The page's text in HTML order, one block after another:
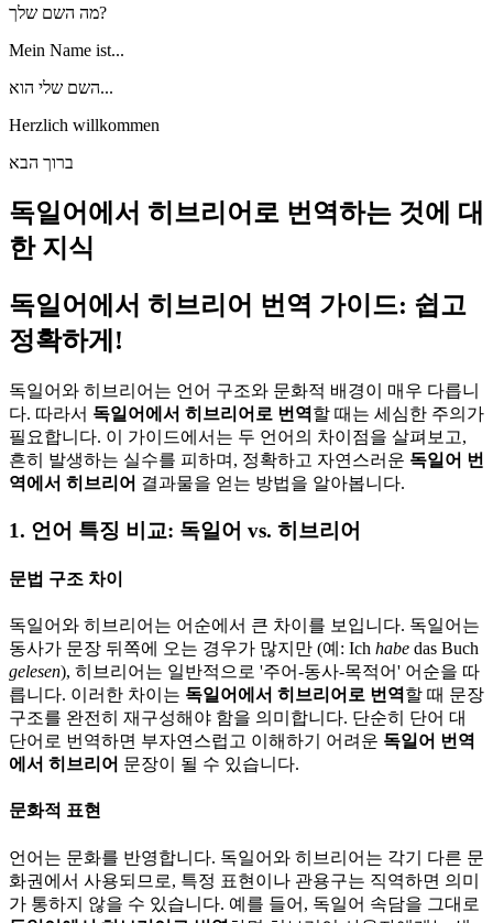
מה השם שלך?
Mein Name ist...
השם שלי הוא...
Herzlich willkommen
ברוך הבא
독일어에서 히브리어로 번역하는 것에 대
한 지식
독일어에서 히브리어 번역 가이드: 쉽고
정확하게!
독일어와 히브리어는 언어 구조와 문화적 배경이 매우 다릅니
다. 따라서 독일어에서 히브리어로 번역할 때는 세심한 주의가
필요합니다. 이 가이드에서는 두 언어의 차이점을 살펴보고,
흔히 발생하는 실수를 피하며, 정확하고 자연스러운 독일어 번
역에서 히브리어 결과물을 얻는 방법을 알아봅니다.
1. 언어 특징 비교: 독일어 vs. 히브리어
문법 구조 차이
독일어와 히브리어는 어순에서 큰 차이를 보입니다. 독일어는
동사가 문장 뒤쪽에 오는 경우가 많지만 (예: Ich habe das Buch
gelesen), 히브리어는 일반적으로 '주어-동사-목적어' 어순을 따
릅니다. 이러한 차이는 독일어에서 히브리어로 번역할 때 문장
구조를 완전히 재구성해야 함을 의미합니다. 단순히 단어 대
단어로 번역하면 부자연스럽고 이해하기 어려운 독일어 번역
에서 히브리어 문장이 될 수 있습니다.
문화적 표현
언어는 문화를 반영합니다. 독일어와 히브리어는 각기 다른 문
화권에서 사용되므로, 특정 표현이나 관용구는 직역하면 의미
가 통하지 않을 수 있습니다. 예를 들어, 독일어 속담을 그대로